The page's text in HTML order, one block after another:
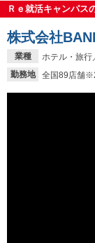
Ｒｅ就活キャンパス
業種
ホテル・旅行
勤務地
全国89店舗
株式会社